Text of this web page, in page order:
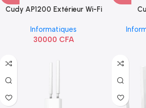
Cudy AP1200 Extérieur Wi-Fi
Informatiques
30000 CFA